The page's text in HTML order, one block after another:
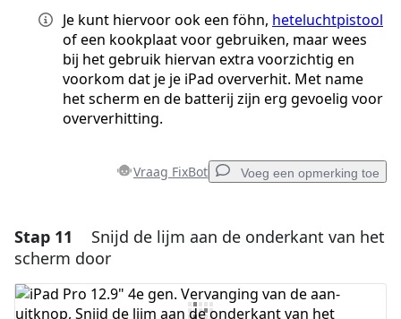
Je kunt hiervoor ook een föhn, heteluchtpistool
of een kookplaat voor gebruiken, maar wees
bij het gebruik hiervan extra voorzichtig en
voorkom dat je je iPad oververhit. Met name
het scherm en de batterij zijn erg gevoelig voor
oververhitting.
Vraag FixBot Voeg een opmerking toe
Voeg een opmerking toe
Voeg opmerking toe
Stap 11
Snijd de lijm aan de onderkant van het
scherm door